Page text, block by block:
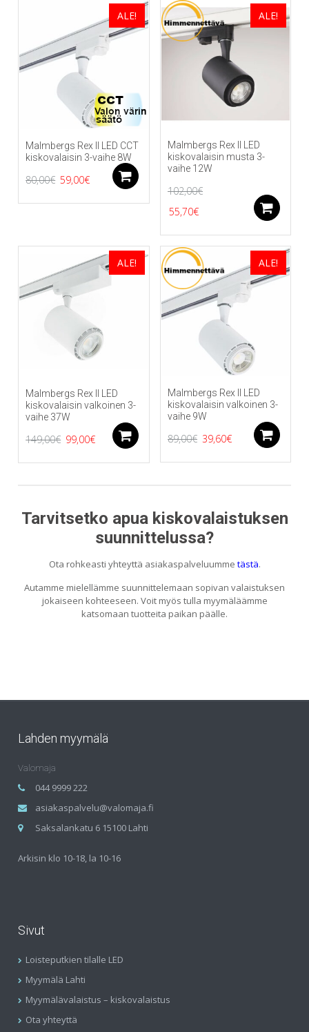
149,00€.92,00€.
149,00€.95,00€.
ALE!
Malmbergs Rex II LED CCT
kiskovalaisin 3-vaihe 8W
80,00€ Alkuperäinen
hinta
59,00€
Nykyinen
hinta
ALE!
Malmbergs Rex II LED
kiskovalaisin musta 3-
vaihe 12W
102,00€
Alkuperäinen
hinta
oli:
102,00€.
55,70€
Nykyinen
hinta
on:
55,70€.
ALE!
Malmbergs Rex II LED
kiskovalaisin valkoinen 3-
vaihe 37W
149,00€ Alkuperäinen
hinta
99,00€
Nykyinen
hinta
Lisää ostoskoriin
ALE!
Malmbergs Rex II LED
kiskovalaisin valkoinen 3-
vaihe 9W
89,00€ Alkuperäinen
hinta
39,60€
Nykyinen
hinta
Tarvitsetko apua kiskovalaistuksen
suunnittelussa?
Ota rohkeasti yhteyttä asiakaspalveluumme tästä.
Autamme mielellämme suunnittelemaan sopivan valaistuksen
jokaiseen kohteeseen. Voit myös tulla myymäläämme
katsomaan tuotteita paikan päälle.
Lahden myymälä
Valomaja
044 9999 222
asiakaspalvelu@valomaja.fi
Saksalankatu 6 15100 Lahti
Arkisin klo 10-18, la 10-16
Sivut
Loisteputkien tilalle LED
Myymälä Lahti
Myymälävalaistus – kiskovalaistus
Ota yhteyttä